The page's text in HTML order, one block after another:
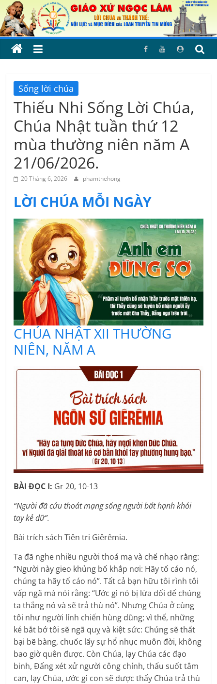
Skip
to
content
Sống lời chúa
Thiếu Nhi Sống Lời Chúa,
Chúa Nhật tuần thứ 12
mùa thường niên năm A
21/06/2026.
20 Tháng 6, 2026 phamthehong
LỜI CHÚA MỖI NGÀY
CHÚA NHẬT XII THƯỜNG
NIÊN, NĂM A
BÀI ĐỌC I: Gr 20, 10-13
“Người đã cứu thoát mạng sống người bất hạnh khỏi
tay kẻ dữ”.
Bài trích sách Tiên tri Giêrêmia.
Ta đã nghe nhiều người thoá mạ và chế nhạo rằng:
“Người này gieo khủng bố khắp nơi: Hãy tố cáo nó,
chúng ta hãy tố cáo nó”. Tất cả bạn hữu tôi rình tôi
vấp ngã mà nói rằng: “Ước gì nó bị lừa dối để chúng
ta thắng nó và sẽ trả thù nó”. Nhưng Chúa ở cùng
tôi như người lính chiến hùng dũng; vì thế, những
kẻ bắt bớ tôi sẽ ngã quỵ và kiệt sức: Chúng sẽ thất
bại bẽ bàng, chuốc lấy sự hổ nhục muôn đời, không
bao giờ quên được. Còn Chúa, lạy Chúa các đạo
binh, Ðấng xét xử người công chính, thấu suốt tâm
can, lạy Chúa, ước gì con sẽ được thấy Chúa trả thù